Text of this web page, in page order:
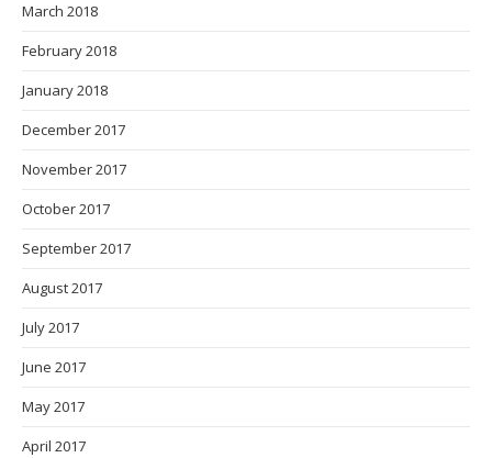
March 2018
February 2018
January 2018
December 2017
November 2017
October 2017
September 2017
August 2017
July 2017
June 2017
May 2017
April 2017